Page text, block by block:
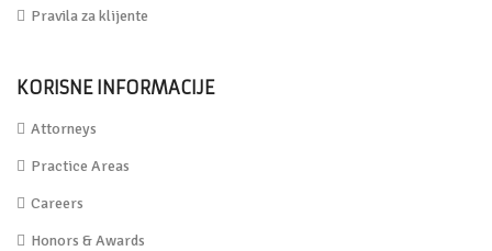
Pravila za klijente
KORISNE INFORMACIJE
Attorneys
Practice Areas
Careers
Honors & Awards